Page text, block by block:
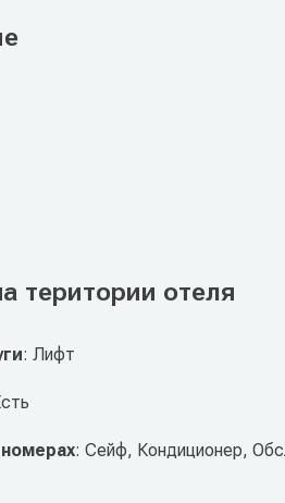
територии отеля
: Лифт
: Сейф, Кондиционер,